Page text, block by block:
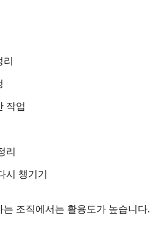
작업
리
시 챙기기
는 조직에서는 활용도가 높습니다.